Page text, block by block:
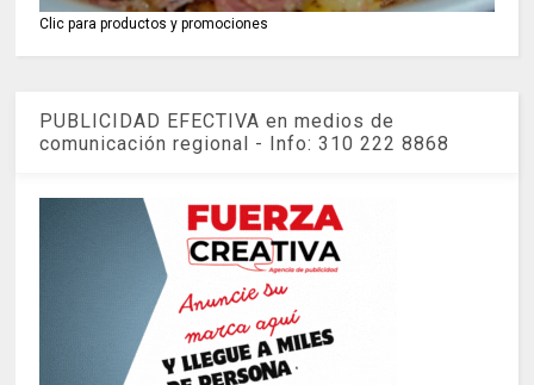
Clic para productos y promociones
PUBLICIDAD EFECTIVA en medios de
comunicación regional - Info: 310 222 8868